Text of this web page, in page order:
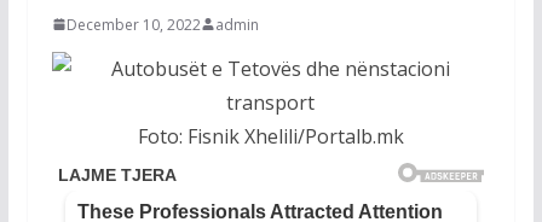
December 10, 2022 admin
Foto: Fisnik Xhelili/Portalb.mk